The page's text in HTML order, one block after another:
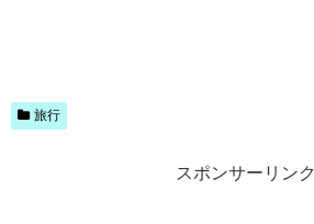
旅行
スポンサーリンク